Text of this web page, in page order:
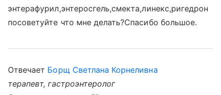
энтерафурил,энтеросгель,смекта,линекс,ригедрон
посоветуйте что мне делать?Спасибо большое.
Отвечает Борщ Светлана Корнеливна
терапевт, гастроэнтеролог